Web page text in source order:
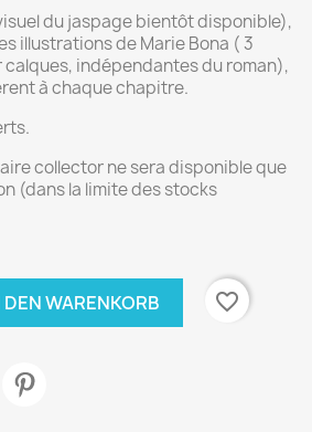
du jaspage bientôt disponible),
illustrations de Marie Bona ( 3
calques, indépendantes du roman),
à chaque chapitre.
collector ne sera disponible que
(dans la limite des stocks
DEN WARENKORB favorite_border